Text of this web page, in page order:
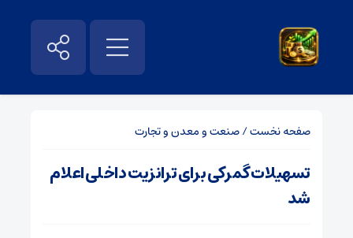
صفحه نخست/صنعت و معدن و تجارت
تسهیلات گمرکی برای ترانزیت داخلی اعلام
شد